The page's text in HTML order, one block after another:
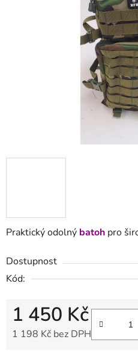
Praktický odolný batoh pro
Dostupnost
Kód:
1 450 Kč
1 198 Kč bez DPH